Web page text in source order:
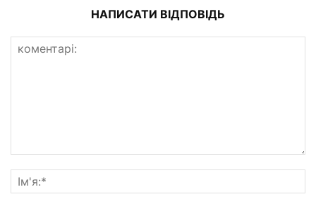
НАПИСАТИ ВІДПОВІДЬ